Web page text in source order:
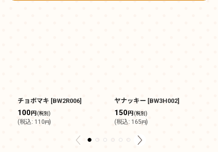
チョボマキ [BW2R006]
100円 (税別)
(税込: 110円)
ヤナッキー [BW3H002]
150円 (税別)
(税込: 165円)